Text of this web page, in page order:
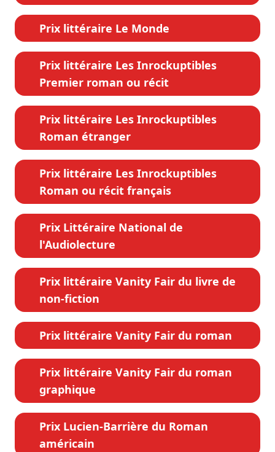
Prix littéraire Le Monde
Prix littéraire Les Inrockuptibles
Premier roman ou récit
Prix littéraire Les Inrockuptibles
Roman étranger
Prix littéraire Les Inrockuptibles
Roman ou récit français
Prix Littéraire National de
l'Audiolecture
Prix littéraire Vanity Fair du livre de
non-fiction
Prix littéraire Vanity Fair du roman
Prix littéraire Vanity Fair du roman
graphique
Prix Lucien-Barrière du Roman
américain